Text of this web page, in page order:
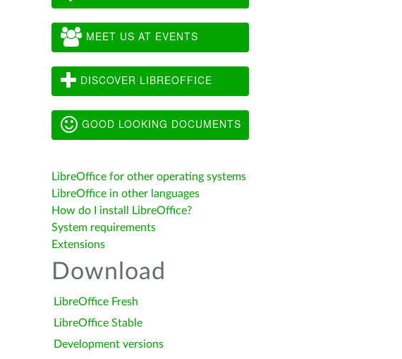
MEET US AT EVENTS
DISCOVER LIBREOFFICE
GOOD LOOKING DOCUMENTS
LibreOffice for other operating systems
LibreOffice in other languages
How do I install LibreOffice?
System requirements
Extensions
Download
LibreOffice Fresh
LibreOffice Stable
Development versions